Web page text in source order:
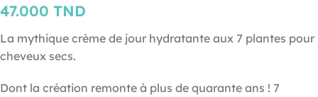
47.000 TND
La mythique crème de jour hydratante aux 7 plantes pour
cheveux secs.
Dont la création remonte à plus de quarante ans ! 7